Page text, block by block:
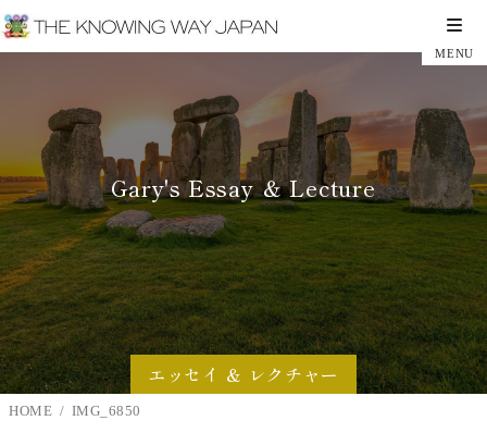
エッセイ ＆ レクチャー
Gary's Essay ＆ Lecture
HOME IMG_6850